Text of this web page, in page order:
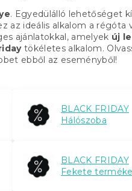
. Egyedülálló lehetőséget
az ideális alkalom a régóta
ajánlatokkal, amelyek új
tökéletes alkalom.
ebből az eseményből!
BLACK FRIDAY
Hálószoba
BLACK FRIDAY
Fekete